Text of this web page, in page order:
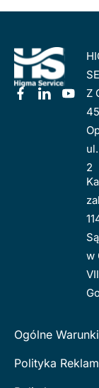
Z
2
w
Ogólne
Polityka